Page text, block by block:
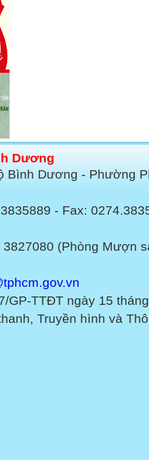
Dương
Bình Dương - Phường
- Fax:
(Phòng Mượn sách
GP-TTĐT ngày 15
Truyền hình và